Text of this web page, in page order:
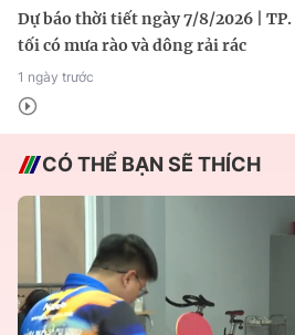
Dự báo thời tiết ngày 7/8/2026 |
tối có mưa rào và dông rải rác
1 ngày trước
CÓ THỂ BẠN SẼ THÍCH